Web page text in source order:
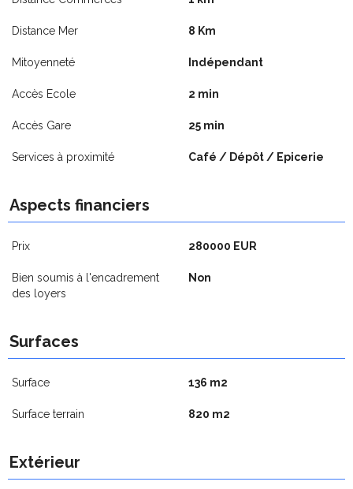
Distance Mer 8 Km
Mitoyenneté Indépendant
Accès Ecole 2 min
Accès Gare 25 min
Services à proximité Café / Dépôt / Epicerie
Aspects financiers
Prix 280000 EUR
Bien soumis à l'encadrement
des loyers
Non
Surfaces
Surface 136 m2
Surface terrain 820 m2
Extérieur